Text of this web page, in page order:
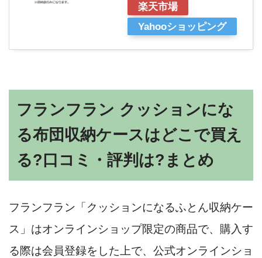
楽天市場
Yahooショッピング
フランフラン クッションにな
る布団収納ケースはどこで買え
る?口コミ・評判は?まとめ
フランフラン「クッションになるふとん収納ケー
ス」はオンラインショップ限定の商品で、購入す
る際は会員登録をした上で、公式オンラインショ